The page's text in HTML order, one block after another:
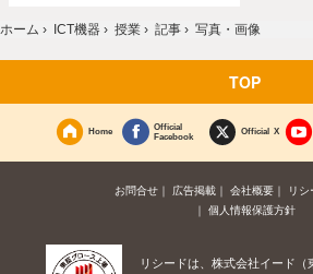
ホーム › ICT機器 › 授業 › 記事 › 写真・画像
TOP
Home
Official
Facebook
Official X
お問合せ 広告掲載 会社概要
リシ
個人情報保護方針
リシードは、株式会社イード（